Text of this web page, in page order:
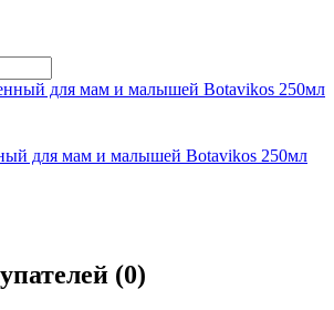
для мам и малышей Botavikos 250мл
(0)